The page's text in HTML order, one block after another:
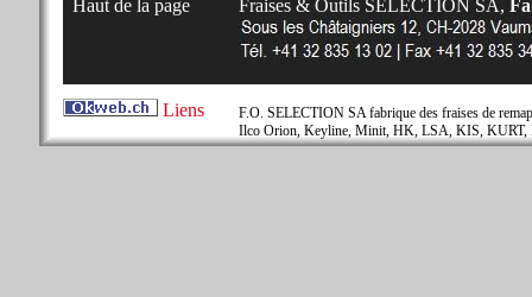
Haut de la page Fraises & Outils SELECTION SA,
Liens
F.O. SELECTION SA fabrique des fraises de
Ilco Orion, Keyline, Minit, HK, LSA, KIS, KURT,